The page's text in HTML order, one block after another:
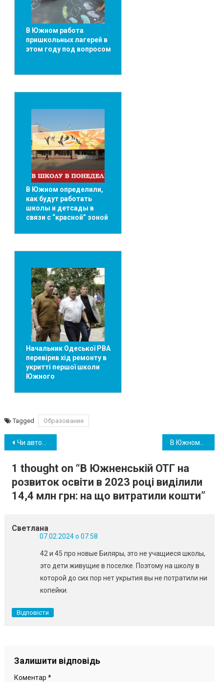
В Южном работа
пришкольных лагерей в
этом году под вопросом
В Южном определили,
как будут работать
школы и детсады в
связи с “красной” зоной
Начальник Одеської РВА
перевірив хід ремонту в
укритті першої школи
Южного
Tagged Образование
Навігація
записів
Чи автоматично продовжується термін дії карток під час воєнного стану: пояснює “Приватбанк”
1 thought on “В Южненській ОТГ на
розвиток освіти в 2023 році виділили
14,4 млн грн: на що витратили кошти”
Светлана
07.02.2024 о 07:58
42 и 45 про новые Биляры, это не учащиеся школы,
это дети живущие в поселке. Поэтому на школу в
которой до сих пор нет укрытия вы не потратили ни
копейки.
Відповісти
Залишити відповідь
Коментар *